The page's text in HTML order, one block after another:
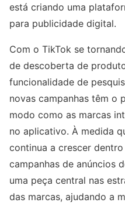
está criando uma
para publicidade digital.
Com o TikTok se
de descoberta de
funcionalidade de
novas campanhas têm o
modo como as marcas
no aplicativo. À medida
continua a crescer
campanhas de anúncios
uma peça central nas
das marcas, ajudando a